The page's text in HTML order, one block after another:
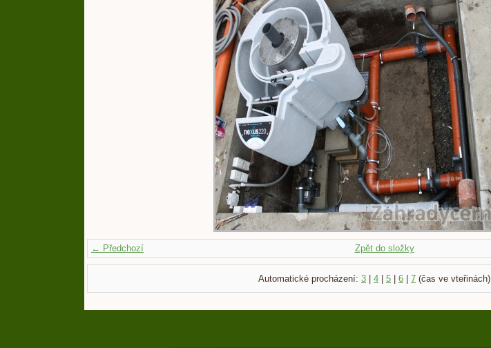
← Předchozí Zpět do složky
Automatické procházení: 3 4 5 6 7 (čas ve vteřinách)